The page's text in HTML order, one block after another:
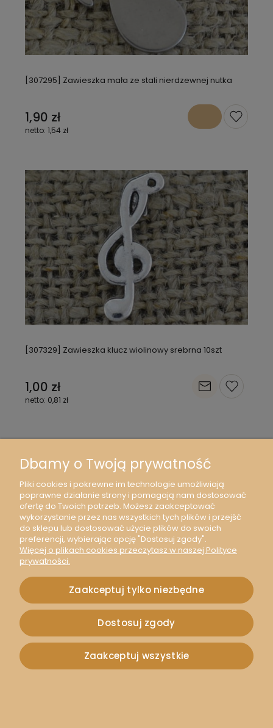
[307295] Zawieszka mała ze stali nierdzewnej nutka
1,90 zł
1,54 zł
[307329] Zawieszka klucz wiolinowy srebrna 10szt
1,00 zł
0,81 zł
[307357] Zawieszka mała baletnica w kolorze srebra
1,06 zł
Dbamy o Twoją prywatność
Pliki cookies i pokrewne im technologie umożliwiają
poprawne działanie strony i pomagają nam dostosować
ofertę do Twoich potrzeb. Możesz zaakceptować
wykorzystanie przez nas wszystkich tych plików i przejść
do sklepu lub dostosować użycie plików do swoich
preferencji, wybierając opcję "Dostosuj zgody".
Więcej o plikach cookies przeczytasz w naszej Polityce
prywatności.
Zaakceptuj tylko niezbędne
Dostosuj zgody
Zaakceptuj wszystkie